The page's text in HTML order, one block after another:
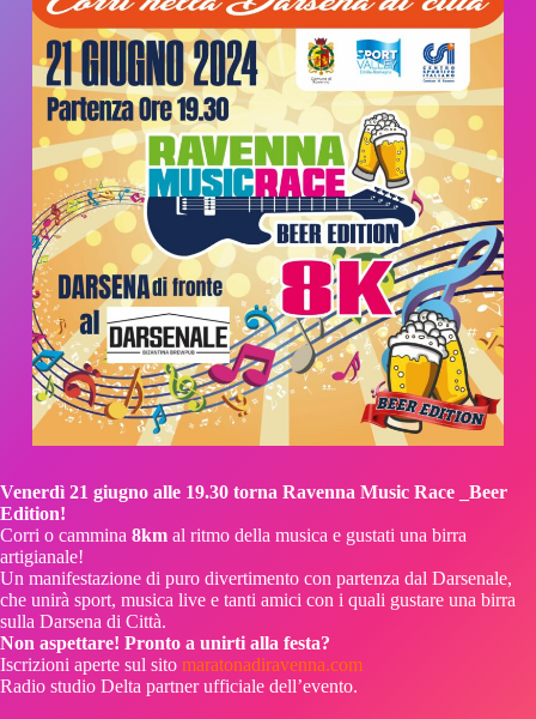
Venerdì 21 giugno alle 19.30 torna Ravenna Music Race _Beer
Edition!
Corri o cammina 8km al ritmo della musica e gustati una birra
artigianale!
Un manifestazione di puro divertimento con partenza dal Darsenale,
che unirà sport, musica live e tanti amici con i quali gustare una birra
sulla Darsena di Città.
Non aspettare! Pronto a unirti alla festa?
Iscrizioni aperte sul sito maratonadiravenna.com
Radio studio Delta partner ufficiale dell’evento.